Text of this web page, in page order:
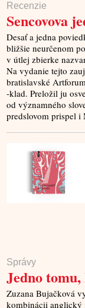
Recenzie
Sencovova
Desať a jedna
bližšie neurčenom
v útlej zbierke
Na vydanie tejto
bratislavské
-klad. Preložil ju
od významného
predslovom prispel i
Správy
Jedno
Zuzana Bujačková
kombinácii anglický